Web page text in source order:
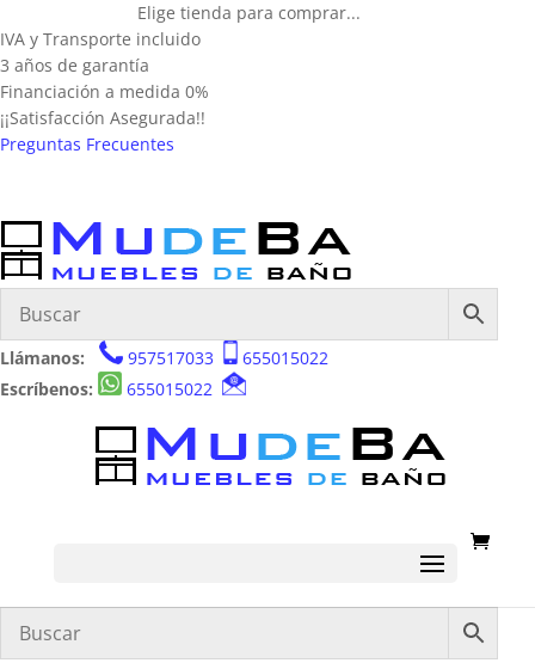
Elige tienda para comprar...
IVA y Transporte incluido
3 años de garantía
Financiación a medida 0%
¡¡Satisfacción Asegurada!!
Preguntas Frecuentes
Llámanos: 957517033
655015022
Escríbenos:
655015022